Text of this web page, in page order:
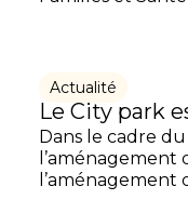
Actualité
Le City park
Dans le cadre
l’aménagement
l’aménagement